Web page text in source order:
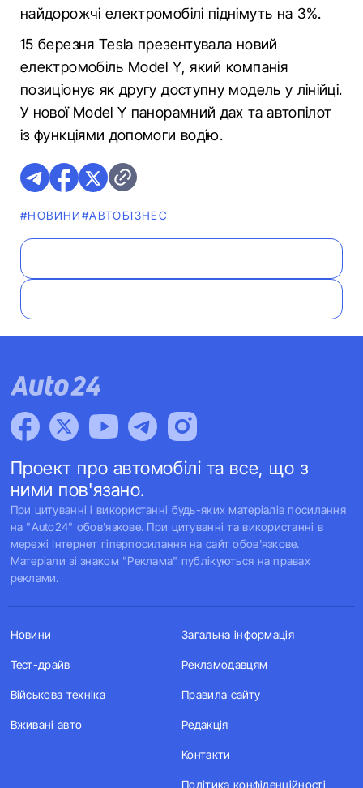
найдорожчі електромобілі піднімуть на 3%.
15 березня Tesla презентувала новий
електромобіль Model Y, який компанія
позиціонує як другу доступну модель у лінійці.
У нової Model Y панорамний дах та автопілот
із функціями допомоги водію.
#НОВИНИ#АВТОБІЗНЕС
Проект про автомобілі та все, що з
ними пов'язано.
При цитуванні і використанні будь-яких матеріалів посилання
на "Auto24" обов'язкове. При цитуванні та використанні в
мережі Інтернет гіперпосилання на сайт обов'язкове.
Матеріали зі знаком "Реклама" публікуються на правах
реклами.
Новини
Тест-драйв
Військова техніка
Вживані авто
Загальна інформація
Рекламодавцям
Правила сайту
Редакція
Контакти
Політика конфіденційності